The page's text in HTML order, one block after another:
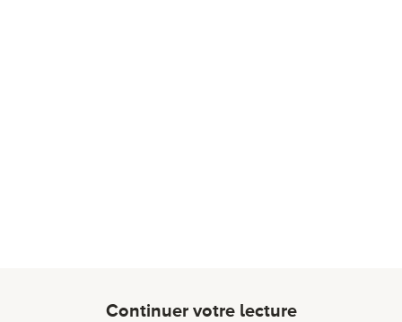
Continuer votre lecture